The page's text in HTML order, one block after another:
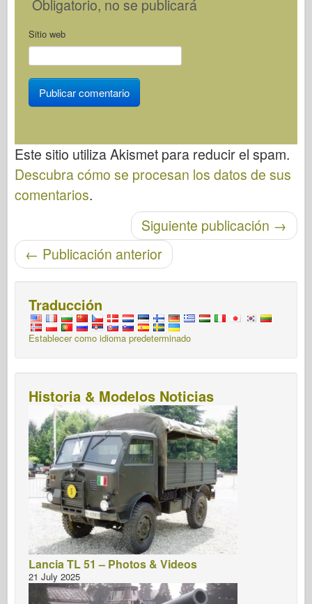
Obligatorio, no se publicará
Sitio web
Este sitio utiliza Akismet para reducir el spam.
Descubra cómo se procesan los datos de sus
comentarios.
Siguiente publicación →
← Publicación anterior
Traducción
Establecer como idioma predeterminado
Historia & Modelos Noticias
Lancia TL 51 – Photos & Videos
21 July 2025